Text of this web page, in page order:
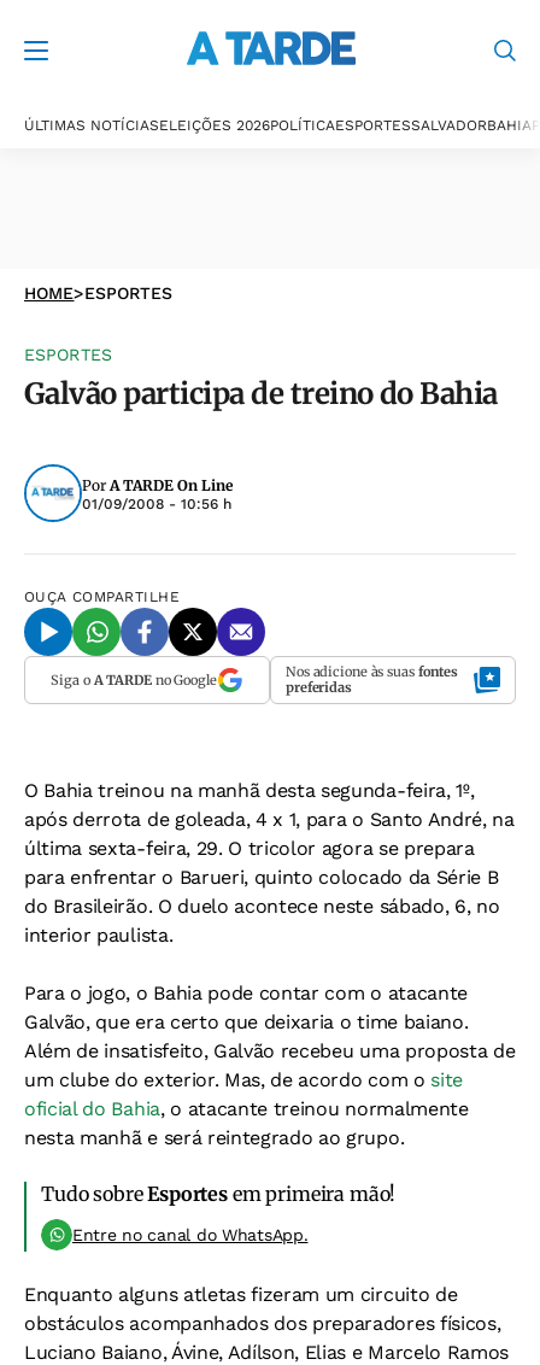
ÚLTIMAS NOTÍCIASELEIÇÕES 2026POLÍTICAESPORTESSALVADORBAHIA
HOME>ESPORTES
ESPORTES
Galvão participa de treino do Bahia
PorA TARDE On Line
01/09/2008 - 10:56 h
OUÇA COMPARTILHE
Siga o A TARDEno Google Nos adicione às suas fontes
preferidas
O Bahia treinou na manhã desta segunda-feira, 1º,
após derrota de goleada, 4 x 1, para o Santo André, na
última sexta-feira, 29. O tricolor agora se prepara
para enfrentar o Barueri, quinto colocado da Série B
do Brasileirão. O duelo acontece neste sábado, 6, no
interior paulista.
Para o jogo, o Bahia pode contar com o atacante
Galvão, que era certo que deixaria o time baiano.
Além de insatisfeito, Galvão recebeu uma proposta de
um clube do exterior. Mas, de acordo com o site
oficial do Bahia, o atacante treinou normalmente
nesta manhã e será reintegrado ao grupo.
Tudo sobreEsportesem primeira mão!
Entre no canal do WhatsApp.
Enquanto alguns atletas fizeram um circuito de
obstáculos acompanhados dos preparadores físicos,
Luciano Baiano, Ávine, Adílson, Elias e Marcelo Ramos